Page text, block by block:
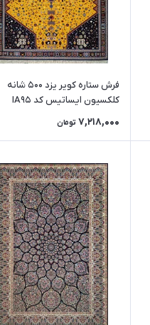
فرش ستاره کویر یزد 500 شانه
کلکسیون ایساتیس کد IA95
7,218,000 تومان